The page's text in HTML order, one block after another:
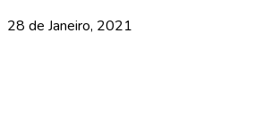
28 de Janeiro, 2021